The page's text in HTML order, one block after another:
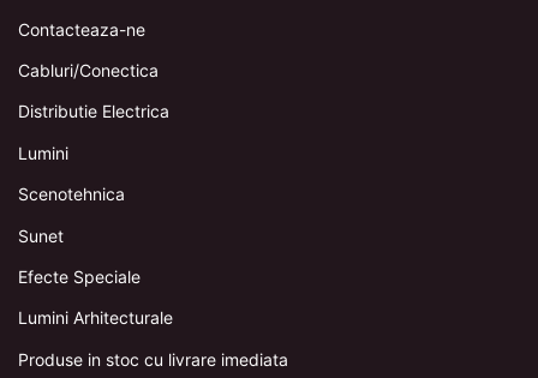
Contacteaza-ne
Cabluri/Conectica
Distributie Electrica
Lumini
Scenotehnica
Sunet
Efecte Speciale
Lumini Arhitecturale
Produse in stoc cu livrare imediata